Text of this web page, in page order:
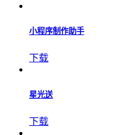
小程序制作助手
下载
星光送
下载